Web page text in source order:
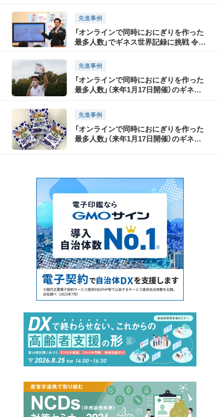
い
先進事例
「オンラインで同時におにぎりを作った
最多人数」でギネス世界記録に挑戦 令和
先進事例
「オンラインで同時におにぎりを作った
最多人数」（来年1月17日開催）のギネス
先進事例
「オンラインで同時におにぎりを作った
最多人数」（来年1月17日開催）のギネス